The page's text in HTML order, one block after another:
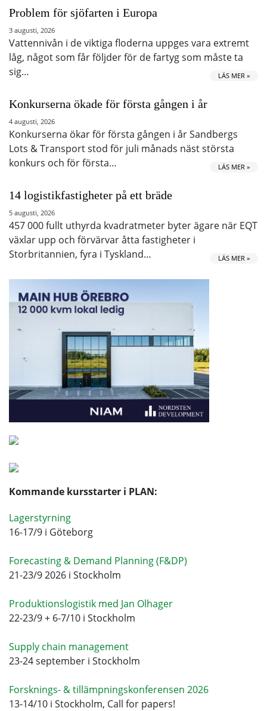
Problem för sjöfarten i Europa
3 augusti, 2026
Vattennivån i de viktiga floderna uppges vara extremt
låg, något som får följder för de fartyg som måste ta
sig…
LÄS MER »
Konkurserna ökade för första gången i år
4 augusti, 2026
Konkurserna ökar för första gången i år Sandbergs
Lots & Transport stod för juli månads näst största
konkurs och för första…
LÄS MER »
14 logistikfastigheter på ett bräde
5 augusti, 2026
457 000 fullt uthyrda kvadratmeter byter ägare när EQT
växlar upp och förvärvar åtta fastigheter i
Storbritannien, fyra i Tyskland…
LÄS MER »
Kommande kursstarter i PLAN:
Lagerstyrning
16-17/9 i Göteborg
Forecasting & Demand Planning (F&DP)
21-23/9 2026 i Stockholm
Produktionslogistik med Jan Olhager
22-23/9 + 6-7/10 i Stockholm
Supply chain management
23-24 september i Stockholm
Forsknings- & tillämpningskonferensen 2026
13-14/10 i Stockholm, Call for papers!